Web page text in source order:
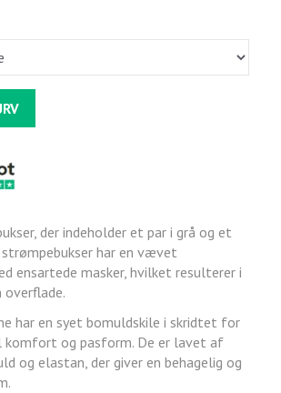
der indeholder et par i grå og et
har en vævet
ensartede masker, hvilket resulterer i
har en syet bomuldskile i skridtet for
komfort og pasform. De er lavet af
og elastan, der giver en behagelig og